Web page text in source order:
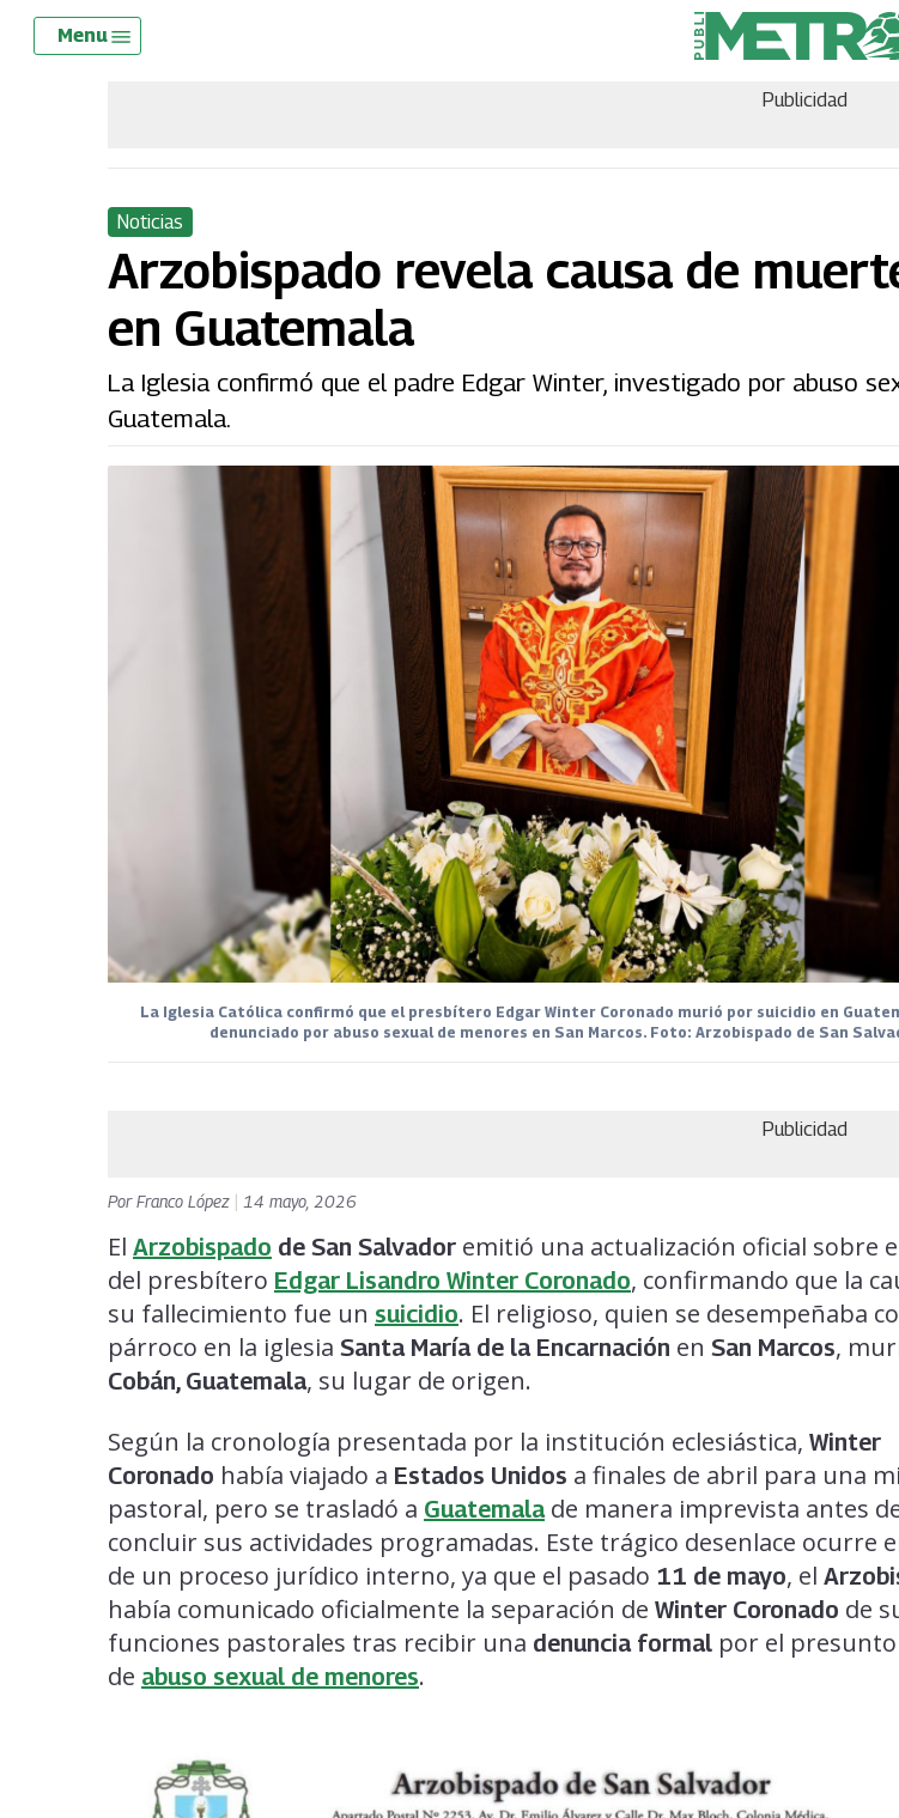
Skip
Menu
Publicidad
Noticias
Arzobispado revela causa de
en Guatemala
La Iglesia confirmó que el padre Edgar Winter, investigado por abuso
Guatemala.
La Iglesia Católica confirmó que el presbítero Edgar Winter Coronado murió por suicidio en
denunciado por abuso sexual de menores en San Marcos. Foto: Arzobispado de San
Publicidad
PorFranco López 14 mayo, 2026
El Arzobispado de San Salvador emitió una actualización oficial sobre
del presbítero Edgar Lisandro Winter Coronado, confirmando que la
su fallecimiento fue un suicidio. El religioso, quien se desempeñaba
párroco en la iglesia Santa María de la Encarnación en San Marcos,
Cobán, Guatemala, su lugar de origen.
Según la cronología presentada por la institución eclesiástica, Winter
Coronado había viajado a Estados Unidos a finales de abril para una
pastoral, pero se trasladó a Guatemalade manera imprevista antes
concluir sus actividades programadas. Este trágico desenlace ocurre
de un proceso jurídico interno, ya que el pasado 11 de mayo, el
había comunicado oficialmente la separación de Winter Coronado de
funciones pastorales tras recibir una denuncia formal por el
de abuso sexual de menores.
Menu